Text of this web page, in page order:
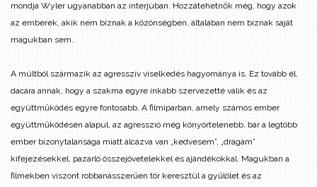
mondja Wyler ugyanabban az interjúban. Hozzátehetnők még, hogy azok
az emberek, akik nem bíznak a közönségben, általában nem bíznak saját
magukban sem.
A múltból származik az agresszív viselkedés hagyománya is. Ez tovább él,
dacára annak, hogy a szakma egyre inkább szervezetté válik és az
együttműködés egyre fontosabb. A filmiparban, amely számos ember
együttműködésén alapul, az agresszió még könyörtelenebb, bár a legtöbb
ember bizonytalansága miatt álcázva van „kedvesem”, „drágám”
kifejezésekkel, pazarló összejövetelekkel és ajándékokkal. Magukban a
filmekben viszont robbanásszerűen tör keresztül a gyűlölet és az